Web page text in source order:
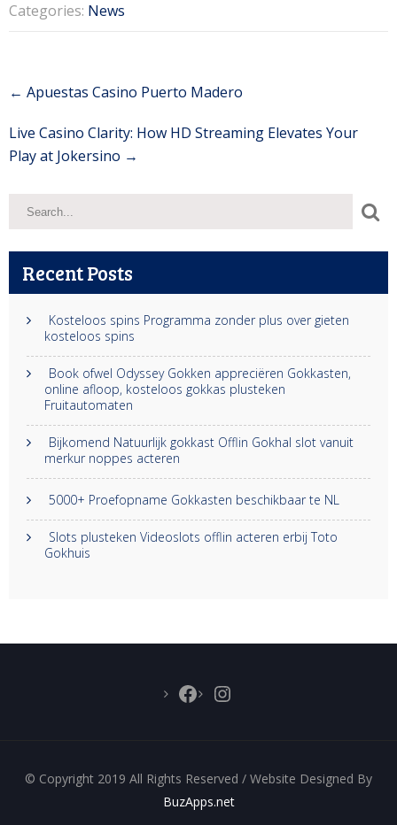
Categories: News
Post
← Apuestas Casino Puerto Madero
Live Casino Clarity: How HD Streaming Elevates Your
Play at Jokersino →
Recent Posts
Kosteloos spins Programma zonder plus over gieten
kosteloos spins
Book ofwel Odyssey Gokken appreciëren Gokkasten,
online afloop, kosteloos gokkas plusteken
Fruitautomaten
Bijkomend Natuurlijk gokkast Offlin Gokhal slot vanuit
merkur noppes acteren
5000+ Proefopname Gokkasten beschikbaar te NL
Slots plusteken Videoslots offlin acteren erbij Toto
Gokhuis
Facebook
Instagram
© Copyright 2019 All Rights Reserved / Website Designed By
BuzApps.net